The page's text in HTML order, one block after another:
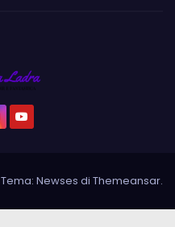
Tema: Newses di Themeansar.